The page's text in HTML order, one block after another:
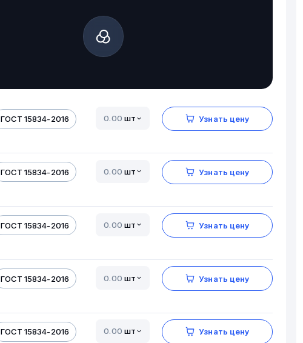
ГОСТ 15834-2016 шт Узнать цену
ГОСТ 15834-2016 шт Узнать цену
ГОСТ 15834-2016 шт Узнать цену
ГОСТ 15834-2016 шт Узнать цену
ГОСТ 15834-2016 шт Узнать цену